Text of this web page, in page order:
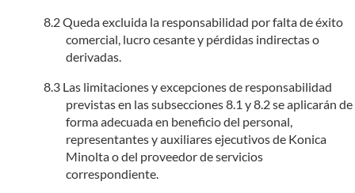
Queda excluida la responsabilidad por falta de éxito
comercial, lucro cesante y pérdidas indirectas o
derivadas.
Las limitaciones y excepciones de responsabilidad
previstas en las subsecciones 8.1 y 8.2 se aplicarán de
forma adecuada en beneficio del personal,
representantes y auxiliares ejecutivos de Konica
Minolta o del proveedor de servicios
correspondiente.